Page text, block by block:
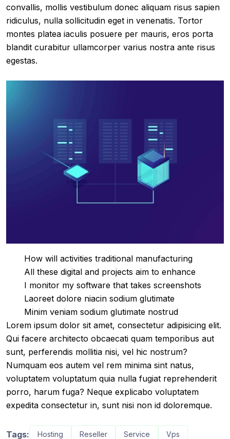
convallis, mollis vestibulum donec aliquam risus sapien
ridiculus, nulla sollicitudin eget in venenatis. Tortor
montes platea iaculis posuere per mauris, eros porta
blandit curabitur ullamcorper varius nostra ante risus
egestas.
How will activities traditional manufacturing
All these digital and projects aim to enhance
I monitor my software that takes screenshots
Laoreet dolore niacin sodium glutimate
Minim veniam sodium glutimate nostrud
Lorem ipsum dolor sit amet, consectetur adipisicing elit.
Qui facere architecto obcaecati quam temporibus aut
sunt, perferendis mollitia nisi, vel hic nostrum?
Numquam eos autem vel rem minima sint natus,
voluptatem voluptatum quia nulla fugiat reprehenderit
porro, harum fuga? Neque explicabo voluptatem
expedita consectetur in, sunt nisi non id doloremque.
Tags: Hosting Reseller Service Vps